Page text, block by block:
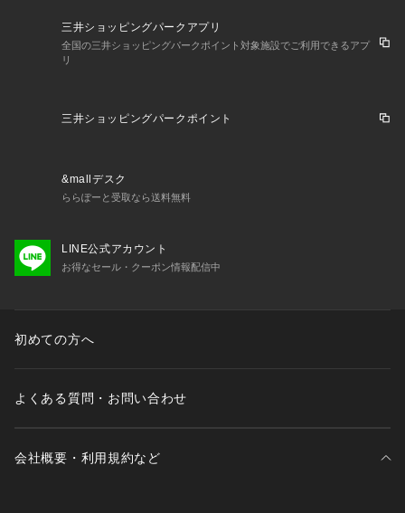
三井ショッピングパークアプリ
全国の三井ショッピングパークポイント対象施設でご利用できるアプ
リ
三井ショッピングパークポイント
&mallデスク
ららぽーと受取なら送料無料
LINE公式アカウント
お得なセール・クーポン情報配信中
初めての方へ
よくある質問・お問い合わせ
会社概要・利用規約など